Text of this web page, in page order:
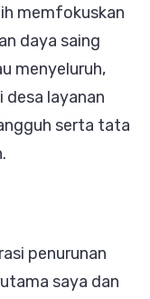
memfokuskan
daya saing
menyeluruh,
layanan
serta tata
penurunan
saya dan